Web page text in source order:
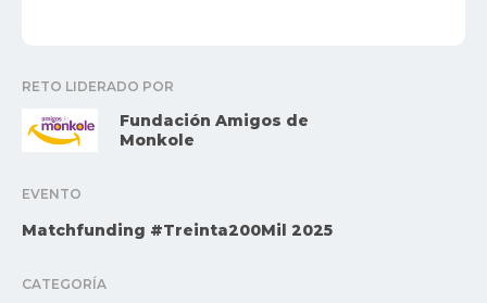
RETO LIDERADO POR
Fundación Amigos de
Monkole
EVENTO
Matchfunding #Treinta200Mil 2025
CATEGORÍA